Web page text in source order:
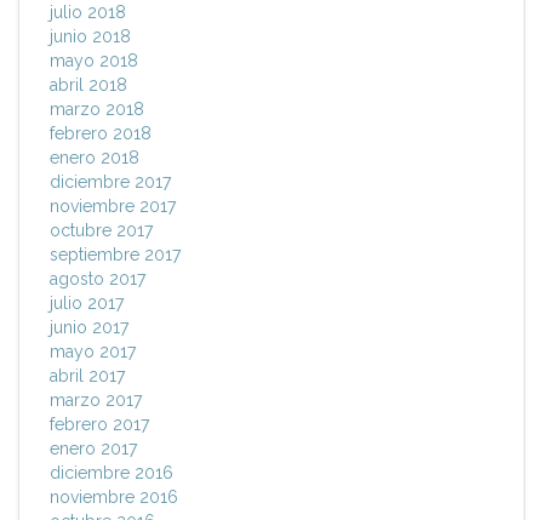
julio 2018
junio 2018
mayo 2018
abril 2018
marzo 2018
febrero 2018
enero 2018
diciembre 2017
noviembre 2017
octubre 2017
septiembre 2017
agosto 2017
julio 2017
junio 2017
mayo 2017
abril 2017
marzo 2017
febrero 2017
enero 2017
diciembre 2016
noviembre 2016